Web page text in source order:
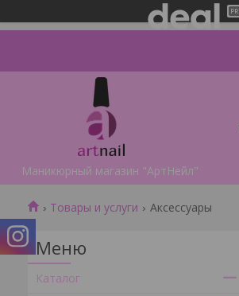
Маникюрный магазин "АртНейл"
Товары и услуги Аксессуары
Каталог